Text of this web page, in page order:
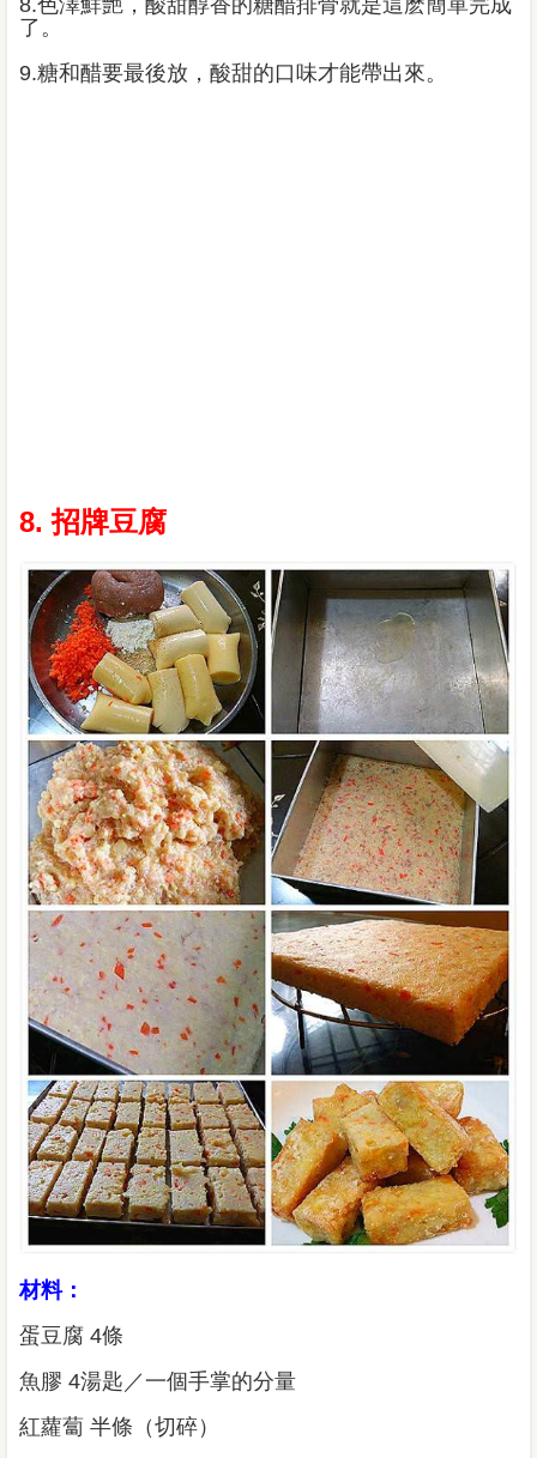
8.色澤鮮艷，酸甜醇香的糖醋排骨就是這麽簡單完成
了。
9.糖和醋要最後放，酸甜的口味才能帶出來。
8. 招牌豆腐
材料：
蛋豆腐 4條
魚膠 4湯匙／一個手掌的分量
紅蘿蔔 半條（切碎）